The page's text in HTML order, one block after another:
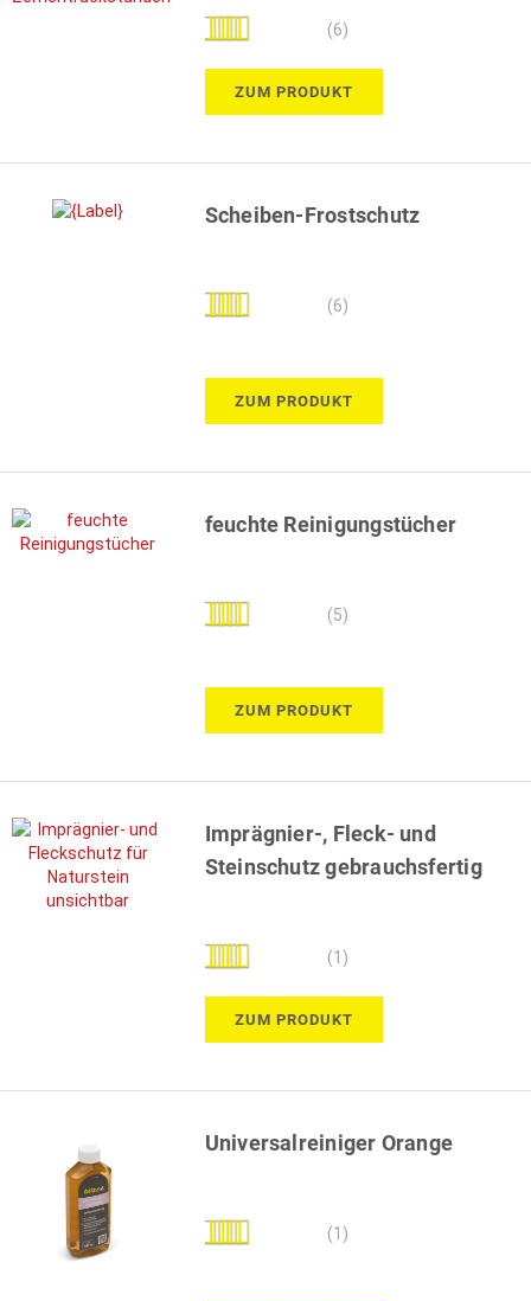
Bewertung: (6)
ZUM PRODUKT
Scheiben-Frostschutz
Bewertung: (6)
ZUM PRODUKT
feuchte Reinigungstücher
Bewertung: (5)
ZUM PRODUKT
Imprägnier-, Fleck- und
Steinschutz gebrauchsfertig
Bewertung: (1)
ZUM PRODUKT
Universalreiniger Orange
Bewertung: (1)